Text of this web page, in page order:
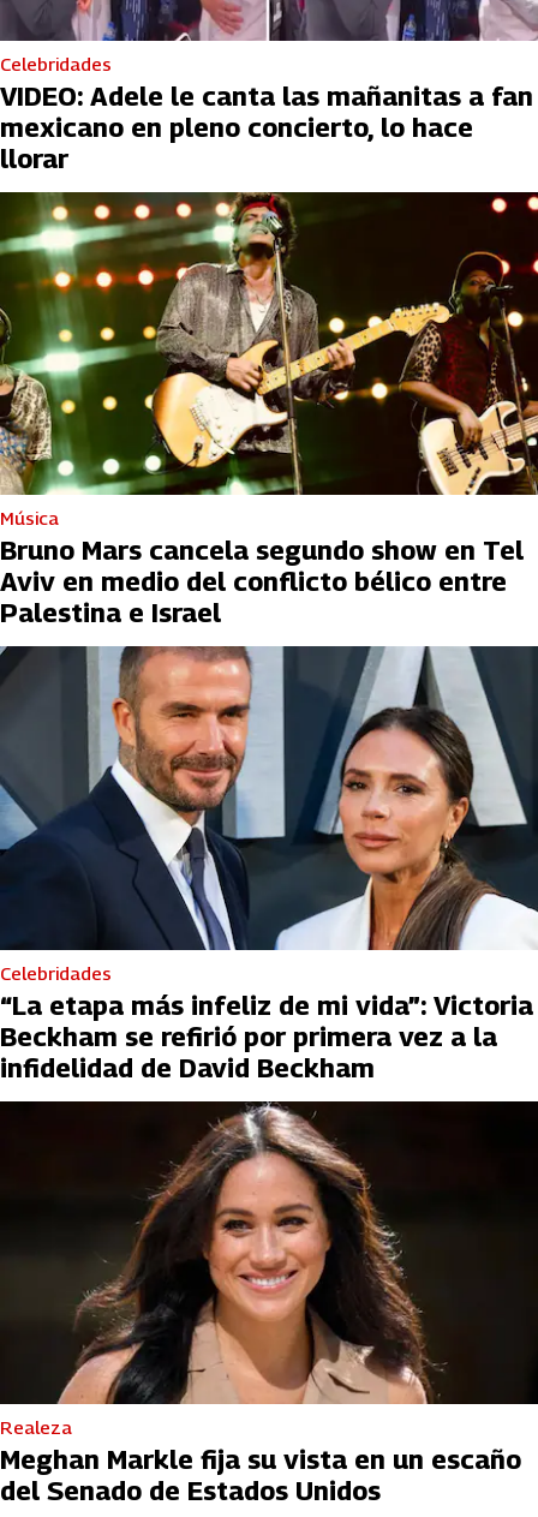
Celebridades
VIDEO: Adele le canta las mañanitas a fan
mexicano en pleno concierto, lo hace
llorar
Música
Bruno Mars cancela segundo show en Tel
Aviv en medio del conflicto bélico entre
Palestina e Israel
Celebridades
“La etapa más infeliz de mi vida”: Victoria
Beckham se refirió por primera vez a la
infidelidad de David Beckham
Realeza
Meghan Markle fija su vista en un escaño
del Senado de Estados Unidos